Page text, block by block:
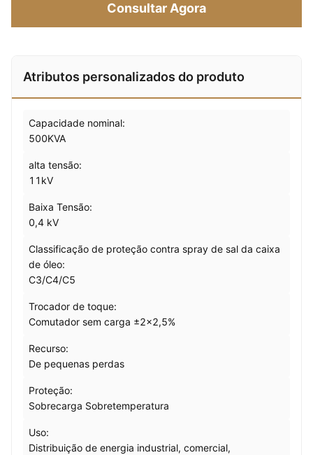
Consultar Agora
Atributos personalizados do produto
Capacidade nominal:
500KVA
alta tensão:
11kV
Baixa Tensão:
0,4 kV
Classificação de proteção contra spray de sal da caixa
de óleo:
C3/C4/C5
Trocador de toque:
Comutador sem carga ±2×2,5%
Recurso:
De pequenas perdas
Proteção:
Sobrecarga Sobretemperatura
Uso:
Distribuição de energia industrial, comercial,